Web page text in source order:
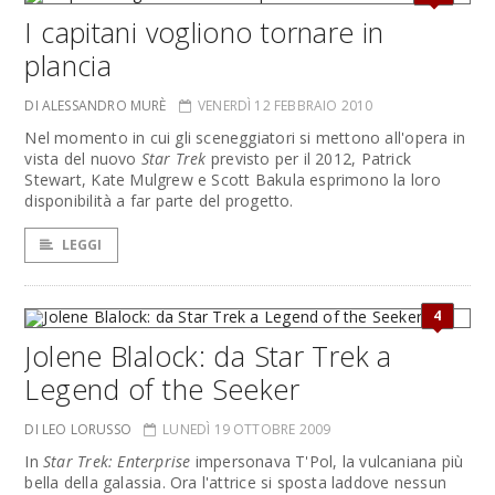
I capitani vogliono tornare in
plancia
DI ALESSANDRO MURÈ VENERDÌ 12 FEBBRAIO 2010
Nel momento in cui gli sceneggiatori si mettono all'opera in
vista del nuovo Star Trek previsto per il 2012, Patrick
Stewart, Kate Mulgrew e Scott Bakula esprimono la loro
disponibilità a far parte del progetto.
LEGGI
4
Jolene Blalock: da Star Trek a
Legend of the Seeker
DI LEO LORUSSO LUNEDÌ 19 OTTOBRE 2009
InStar Trek: Enterprise impersonava T'Pol, la vulcaniana più
bella della galassia. Ora l'attrice si sposta laddove nessun